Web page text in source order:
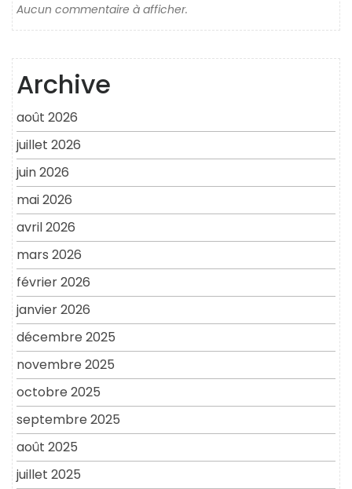
Aucun commentaire à afficher.
Archive
août 2026
juillet 2026
juin 2026
mai 2026
avril 2026
mars 2026
février 2026
janvier 2026
décembre 2025
novembre 2025
octobre 2025
septembre 2025
août 2025
juillet 2025